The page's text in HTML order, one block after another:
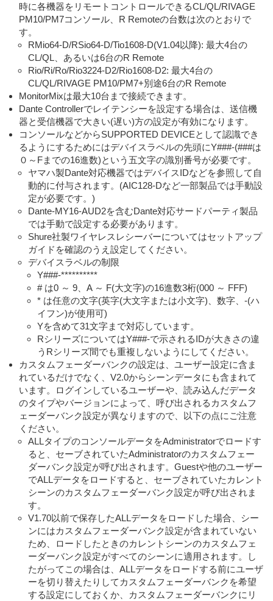
時に各機器をリモートコントロールできるCL/QL/RIVAGE
PM10/PM7コンソール、R Remoteの台数は次のとおりで
す。
RMio64-D/RSio64-D/Tio1608-D(V1.04以降): 最大4台の
CL/QL、あるいは6台のR Remote
Rio/Ri/Ro/Rio3224-D2/Rio1608-D2: 最大4台の
CL/QL/RIVAGE PM10/PM7+別途6台のR Remote
MonitorMixは最大10台まで接続できます。
Dante Controllerでレイテンシーを設定する場合は、送信機
器と受信機器で大きい(遅い)方の設定が有効になります。
コンソールなどからSUPPORTED DEVICEとして認識でき
るようにするためにはデバイスラベルの先頭にY###-(###は
０～Fまでの16進数)という五文字の識別番号が必要です。
ヤマハ製Dante対応機器ではデバイスIDなどを参照して自
動的に付与されます。(AIC128-Dなど一部製品では手動設
定が必要です。)
Dante-MY16-AUD2を含むDante対応サードパーティ製品
では手動で設定する必要があります。
Shure社製ワイヤレスレシーバーについてはセットアップ
ガイドを確認のうえ設定してください。
デバイスラベルの制限
Y###-**********
# は0 ～ 9、A ～ F(大文字)の16進数3桁(000 ～ FFF)
* は任意の文字(英字(大文字または小文字)、数字、-(ハ
イフン)が使用可)
Yを含めて31文字まで対応しています。
RシリーズについてはY###-で示されるIDが大きさの違
うRシリーズ間でも重複しないようにしてください。
カスタムフェーダーバンクの設定は、ユーザー設定に含ま
れているだけでなく、V2.0からシーンデータにも含まれて
います。ログインしているユーザーや、読み込んだデータ
のタイプやバージョンによって、呼び出されるカスタムフ
ェーダーバンク設定が異なりますので、以下の点にご注意
ください。
ALLタイプのコンソールデータをAdministratorでロードす
ると、セーブされていたAdministratorのカスタムフェー
ダーバンク設定が呼び出されます。Guestや他のユーザー
でALLデータをロードすると、セーブされていたカレント
シーンのカスタムフェーダーバンク設定が呼び出されま
す。
V1.70以前で保存したALLデータをロードした場合、シー
ンにはカスタムフェーダーバンク設定が含まれていない
ため、ロードしたときのカレントシーンのカスタムフェ
ーダーバンク設定がすべてのシーンに適用されます。し
たがってこの場合は、ALLデータをロードする前にユーザ
ーを切り替えたりしてカスタムフェーダーバンクを希望
する設定にしておくか、カスタムフェーダーバンクにリ